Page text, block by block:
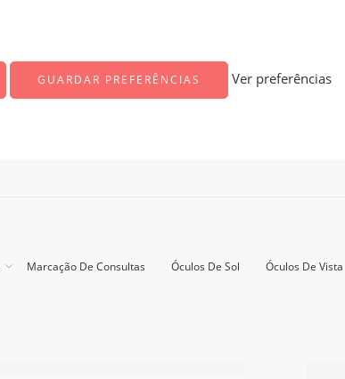
GUARDAR PREFERÊNCIAS
Ver preferências
Marcação De Consultas Óculos De Sol Óculos De Vista